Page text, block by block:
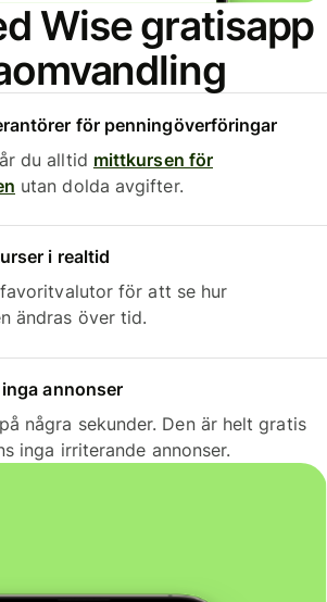
Wise gratisapp
för penningöverföringar
du alltid mittkursen för
utan dolda avgifter.
i realtid
för att se hur
ändras över tid.
annonser
några sekunder. Den är helt gratis
inga irriterande annonser.